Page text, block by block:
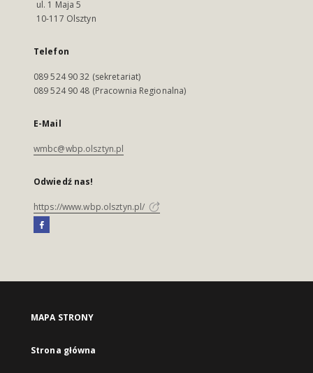
ul. 1 Maja 5
10-117 Olsztyn
Telefon
089 524 90 32 (sekretariat)
089 524 90 48 (Pracownia Regionalna)
E-Mail
wmbc@wbp.olsztyn.pl
Odwiedź nas!
https://www.wbp.olsztyn.pl/
MAPA STRONY
Strona główna